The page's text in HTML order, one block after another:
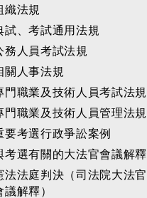
織法規
試、考試通用法規
務人員考試法規
關人事法規
門職業及技術人員考試法規
門職業及技術人員管理法規
要考選行政爭訟案例
考選有關的大法官會議解釋
法法庭判決（司法院大法官
議解釋）